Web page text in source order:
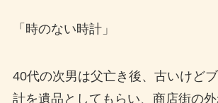
「時のない時計」
40代の次男は父亡き後、古いけど
計を遺品としてもらい、商店街の